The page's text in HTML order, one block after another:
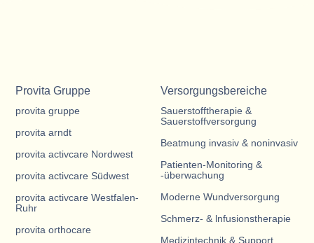
Provita Gruppe
provita gruppe
provita arndt
provita activcare Nordwest
provita activcare Südwest
provita activcare Westfalen-
Ruhr
provita orthocare
Versorgungsbereiche
Sauerstofftherapie &
Sauerstoffversorgung
Beatmung invasiv & noninvasiv
Patienten-Monitoring &
-überwachung
Moderne Wundversorgung
Schmerz- & lnfusionstherapie
Medizintechnik & Support